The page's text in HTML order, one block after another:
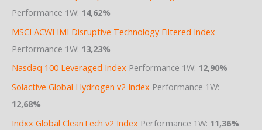
Performance 1W: 14,62%
MSCI ACWI IMI Disruptive Technology Filtered Index
Performance 1W: 13,23%
Nasdaq 100 Leveraged Index Performance 1W: 12,90%
Solactive Global Hydrogen v2 Index Performance 1W:
12,68%
Indxx Global CleanTech v2 Index Performance 1W: 11,36%